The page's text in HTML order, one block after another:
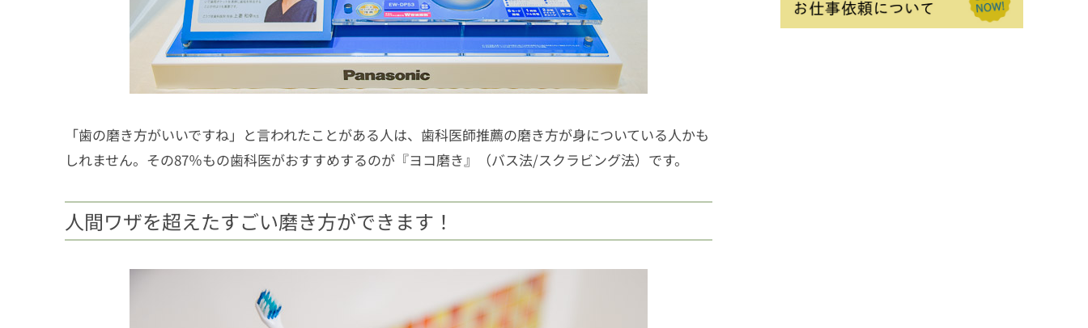
「歯の磨き方がいいですね」と言われたことがある人は、歯科医師推薦の磨き方が身についている人かも
しれません。その87％もの歯科医がおすすめするのが『ヨコ磨き』（バス法/スクラビング法）です。
人間ワザを超えたすごい磨き方ができます！